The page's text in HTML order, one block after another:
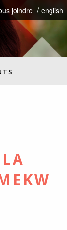
joindre english